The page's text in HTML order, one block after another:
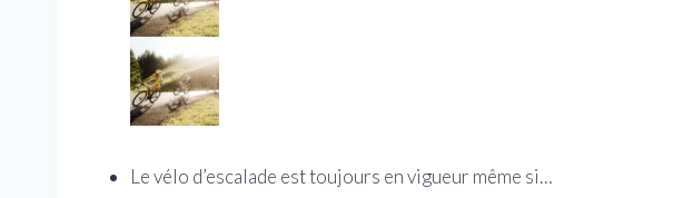
Le vélo d’escalade est toujours en vigueur même si…